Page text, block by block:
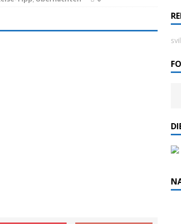
Emder Reederei AG „EMS“